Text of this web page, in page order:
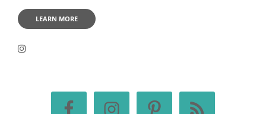
LEARN MORE